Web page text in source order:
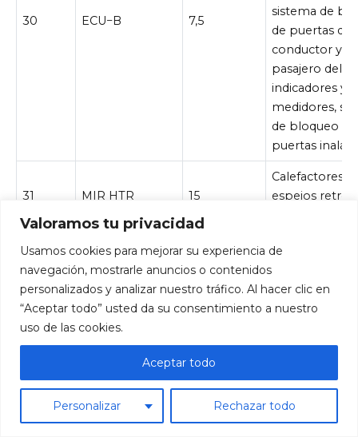
Valoramos tu privacidad
Usamos cookies para mejorar su experiencia de
navegación, mostrarle anuncios o contenidos
personalizados y analizar nuestro tráfico. Al hacer clic en
“Aceptar todo” usted da su consentimiento a nuestro
uso de las cookies.
Personalizar Rechazar todo
Aceptar todo
30 ECU−B 7,5
sistema de
de puertas del
conductor y
pasajero
indicadores y
medidores,
de bloqueo de
puertas
31 MIR HTR 15
Calefactores
espejos
32 RAD NO.1 20
Sistema de
asiento trasero
sistema de